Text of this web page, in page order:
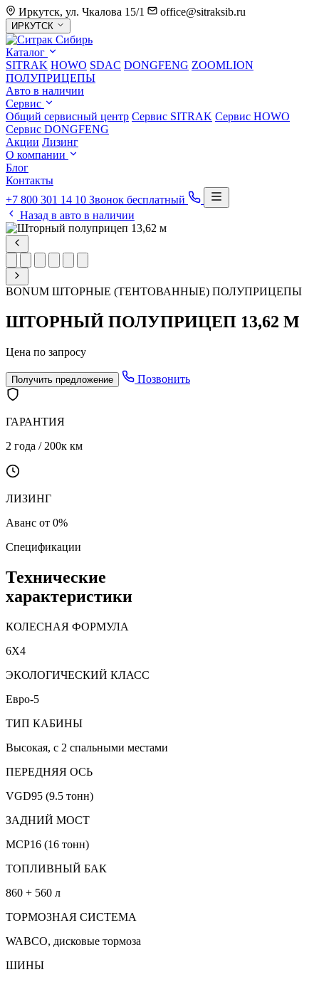
Иркутск, ул. Чкалова 15/1
office@sitraksib.ru
Выбор
города
ИРКУТСК
Каталог
SITRAK HOWO SDAC DONGFENG ZOOMLION
ПОЛУПРИЦЕПЫ
Авто в наличии
Сервис
Общий сервисный центр Сервис SITRAK Сервис HOWO
Сервис DONGFENG
Акции Лизинг
О компании
Блог
Контакты
+7 800 301 14 10 Звонок бесплатный
Назад в авто в наличии
BONUM ШТОРНЫЕ (ТЕНТОВАННЫЕ) ПОЛУПРИЦЕПЫ
ШТОРНЫЙ ПОЛУПРИЦЕП 13,62 М
Цена по запросу
Получить предложение Позвонить
ГАРАНТИЯ
2 года / 200к км
ЛИЗИНГ
Аванс от 0%
Спецификации
Технические
характеристики
КОЛЕСНАЯ ФОРМУЛА
6X4
ЭКОЛОГИЧЕСКИЙ КЛАСС
Евро-5
ТИП КАБИНЫ
Высокая, с 2 спальными местами
ПЕРЕДНЯЯ ОСЬ
VGD95 (9.5 тонн)
ЗАДНИЙ МОСТ
MCP16 (16 тонн)
ТОПЛИВНЫЙ БАК
860 + 560 л
ТОРМОЗНАЯ СИСТЕМА
WABCO, дисковые тормоза
ШИНЫ